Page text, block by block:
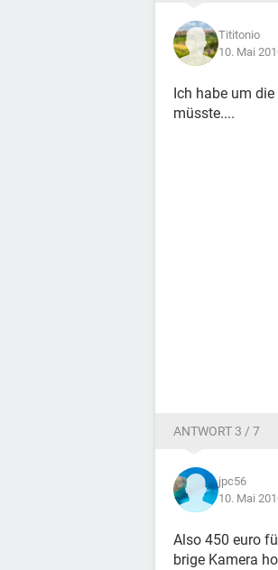
Tititonio
10. Mai
Ich habe um
müsste....
ANTWORT 3 / 7
jpc56
10. Mai
Also 450 euro
brige Kamera